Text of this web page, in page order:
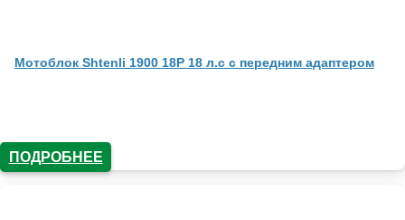
Мотоблок Shtenli 1900 18P 18 л.с с передним адаптером
ПОДРОБНЕЕ